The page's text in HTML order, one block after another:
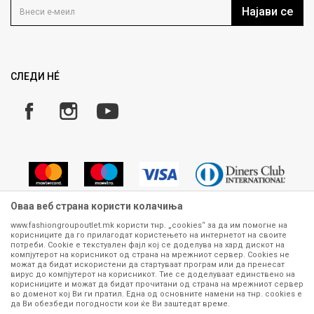
Кариера
Како да купите
Замена и рефундација на производи
Плаќање
Најави се
СЛЕДИ НÉ
Сите информации околу производите кои се изложени на нашата
онлајн продавница се стремиме да бидат конкретни, точни и прецизни,
меѓутоа не можеме да гарантираме дека се без ниту една грешка или
пак дека сите производи во моментот се достапни на залиха.
Фотографиите се најверодостојниот приказ на производот. Доколку
дојде до потреба за замена на производ или рефундација, процедурата
Оваа веб страна користи колачиња
www.fashiongroupoutlet.mk користи тнр. „cookies“ за да им помогне на
корисниците да го прилагодат користењето на интернетот на своите
потреби. Cookie е текстуален фајл кој се доделува на хард дискот на
компјутерот на корисникот од страна на мрежниот сервер. Cookies не
можат да бидат искористени да стартуваат програм или да пренесат
вирус до компјутерот на корисникот. Тие се доделуваат единствено на
корисниците и можат да бидат прочитани од страна на мрежниот сервер
во доменот кој Ви ги пратил. Една од основните намени на тнр. сookies е
да Ви обезбеди погодности кои ќе Ви заштедат време.